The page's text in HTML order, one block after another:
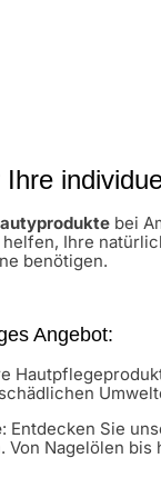
bei
Ihre
benötigen.
Angebot:
: Entdecken Sie
Nagelölen